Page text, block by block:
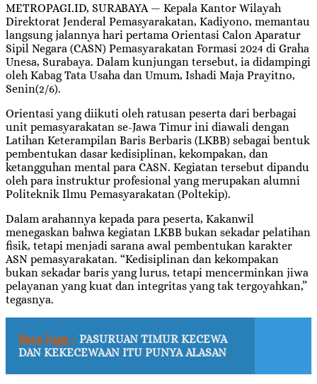
METROPAGI.ID, SURABAYA — Kepala Kantor Wilayah
Direktorat Jenderal Pemasyarakatan, Kadiyono, memantau
langsung jalannya hari pertama Orientasi Calon Aparatur
Sipil Negara (CASN) Pemasyarakatan Formasi 2024 di Graha
Unesa, Surabaya. Dalam kunjungan tersebut, ia didampingi
oleh Kabag Tata Usaha dan Umum, Ishadi Maja Prayitno,
Senin(2/6).
Orientasi yang diikuti oleh ratusan peserta dari berbagai
unit pemasyarakatan se-Jawa Timur ini diawali dengan
Latihan Keterampilan Baris Berbaris (LKBB) sebagai bentuk
pembentukan dasar kedisiplinan, kekompakan, dan
ketangguhan mental para CASN. Kegiatan tersebut dipandu
oleh para instruktur profesional yang merupakan alumni
Politeknik Ilmu Pemasyarakatan (Poltekip).
Dalam arahannya kepada para peserta, Kakanwil
menegaskan bahwa kegiatan LKBB bukan sekadar pelatihan
fisik, tetapi menjadi sarana awal pembentukan karakter
ASN pemasyarakatan. “Kedisiplinan dan kekompakan
bukan sekadar baris yang lurus, tetapi mencerminkan jiwa
pelayanan yang kuat dan integritas yang tak tergoyahkan,”
tegasnya.
Baca Juga : PASURUAN TIMUR KECEWA
DAN KEKECEWAAN ITU PUNYA ALASAN